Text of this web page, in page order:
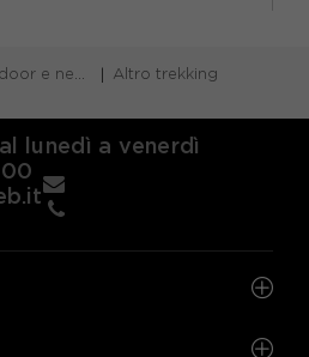
e neve
Altro trekking
lunedì a venerdì